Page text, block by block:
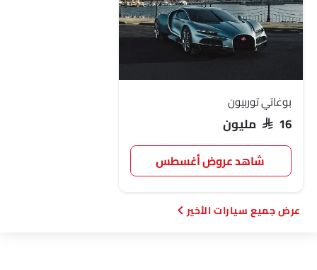
بوغاتي توربيون
SAR 16 مليون
شاهد عروض أغسطس
سيارات الأخير